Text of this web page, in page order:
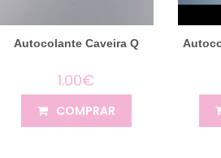
Autocolante Caveira Q
1.00€
COMPRAR